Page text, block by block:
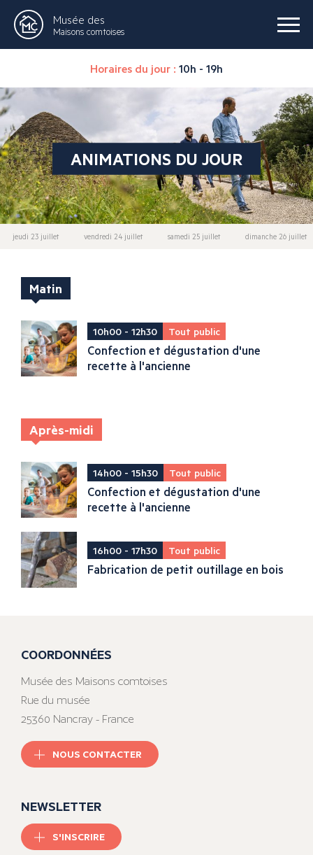
Musée des
Maisons comtoises
Horaires du jour : 10h - 19h
ANIMATIONS DU JOUR
jeudi 23 juillet vendredi 24 juillet samedi 25 juillet dimanche 26 juillet
Matin
10h00 - 12h30 Tout public
Confection et dégustation d'une
recette à l'ancienne
Après-midi
14h00 - 15h30 Tout public
Confection et dégustation d'une
recette à l'ancienne
16h00 - 17h30 Tout public
Fabrication de petit outillage en bois
COORDONNÉES
Musée des Maisons comtoises
Rue du musée
25360 Nancray - France
NOUS CONTACTER
NEWSLETTER
S'INSCRIRE